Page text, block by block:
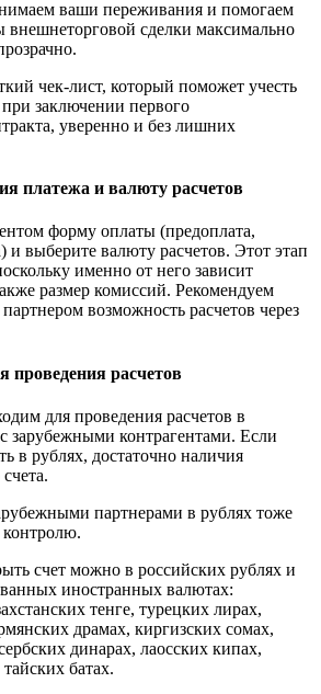
ваши переживания и помогаем
сделки максимально
чек-лист, который поможет учесть
заключении первого
уверенно и без лишних
платежа и валюту расчетов
форму оплаты (предоплата,
и выберите валюту расчетов. Этот этап
именно от него зависит
размер комиссий. Рекомендуем
партнером возможность расчетов через
проведения расчетов
для проведения расчетов в
зарубежными контрагентами. Если
в рублях, достаточно наличия
партнерами в рублях тоже
счет можно в российских рублях и
иностранных валютах:
тенге, турецких лирах,
драмах, киргизских сомах,
динарах, лаосских кипах,
батах.